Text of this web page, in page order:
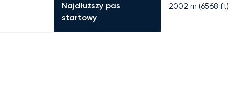
Najdłuższy pas
startowy
2002 m (6568 ft)